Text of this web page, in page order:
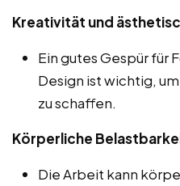
Kreativität und
Ein gutes Gespür für
Design ist wichtig,
zu schaffen.
Körperliche
Die Arbeit kann